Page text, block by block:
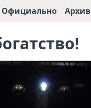
Официально Архив